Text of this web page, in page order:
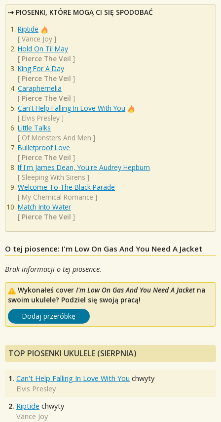
PIOSENKI, KTÓRE MOGĄ CI SIĘ SPODOBAĆ
Riptide
[ Vance Joy ]
Hold On Til May
[ Pierce The Veil ]
King For A Day
[ Pierce The Veil ]
Caraphernelia
[ Pierce The Veil ]
Can't Help Falling In Love With You
[ Elvis Presley ]
Little Talks
[ Of Monsters And Men ]
Bulletproof Love
[ Pierce The Veil ]
If I'm James Dean, You're Audrey Hepburn
[ Sleeping With Sirens ]
Welcome To The Black Parade
[ My Chemical Romance ]
Match Into Water
[ Pierce The Veil ]
O tej piosence: I'm Low On Gas And You Need A Jacket
Brak informacji o tej piosence.
Wykonałeś cover I'm Low On Gas And You Need A Jacketna
swoim ukulele? Podziel się swoją pracą!
Dodaj przeróbkę
TOP PIOSENKI UKULELE (SIERPNIA)
1. Can't Help Falling In Love With You chwyty
Elvis Presley
2. Riptide chwyty
Vance Joy